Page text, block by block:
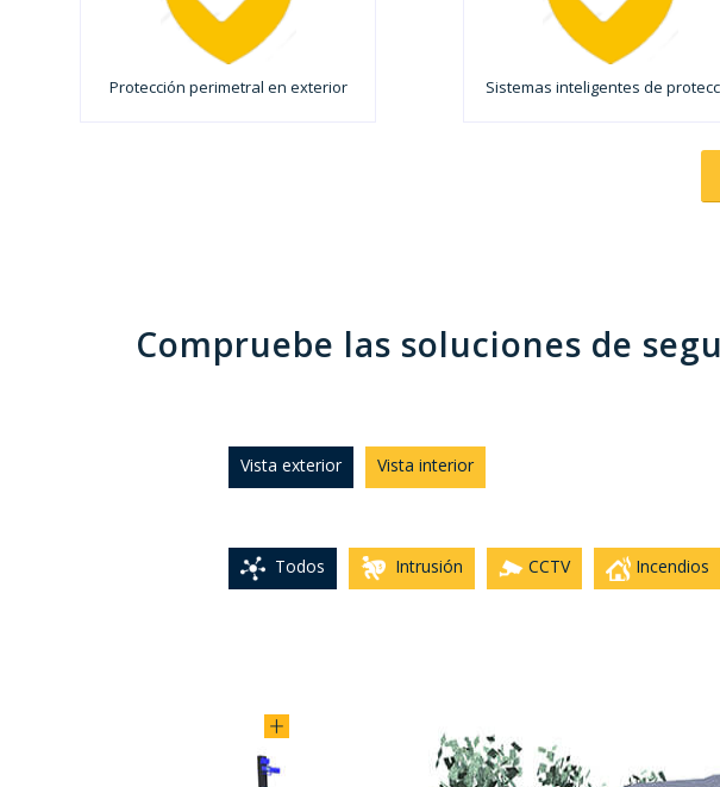
Protección perimetral en exterior Sistemas inteligentes de
Compruebe las soluciones de
Vista exterior Vista interior
Todos Intrusión CCTV Incendios